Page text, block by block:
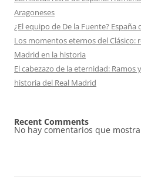
Aragoneses
¿El equipo de De la Fuente?
Los momentos eternos del Clásico:
Madrid en la historia
El cabezazo de la eternidad: Ramos
historia del Real Madrid
Recent Comments
No hay comentarios que